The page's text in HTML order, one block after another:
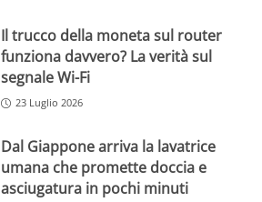
Il trucco della moneta sul router
funziona davvero? La verità sul
segnale Wi-Fi
23 Luglio 2026
Dal Giappone arriva la lavatrice
umana che promette doccia e
asciugatura in pochi minuti